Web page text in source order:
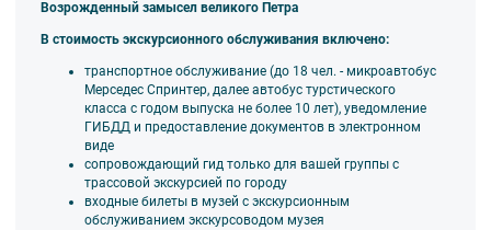
Выходной день в Константиновском дворце – среда. В дни проведения
мероприятий дворец закрыт для посещений.
Возрожденный замысел великого Петра
В стоимость экскурсионного обслуживания включено:
транспортное обслуживание (до 18 чел. - микроавтобус
Мерседес Спринтер, далее автобус турстического
класса с годом выпуска не более 10 лет), уведомление
ГИБДД и предоставление документов в электронном
виде
сопровождающий гид только для вашей группы с
трассовой экскурсией по городу
входные билеты в музей с экскурсионным
обслуживанием экскурсоводом музея